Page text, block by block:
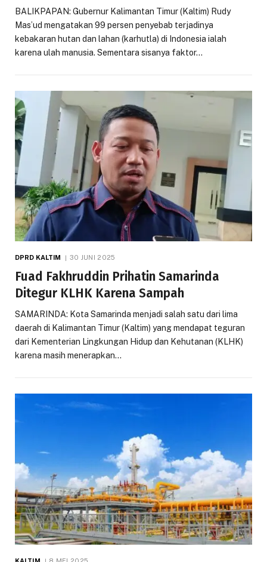
BALIKPAPAN: Gubernur Kalimantan Timur (Kaltim) Rudy
Mas’ud mengatakan 99 persen penyebab terjadinya
kebakaran hutan dan lahan (karhutla) di Indonesia ialah
karena ulah manusia. Sementara sisanya faktor…
DPRD KALTIM 30 JUNI 2025
Fuad Fakhruddin Prihatin Samarinda
Ditegur KLHK Karena Sampah
SAMARINDA: Kota Samarinda menjadi salah satu dari lima
daerah di Kalimantan Timur (Kaltim) yang mendapat teguran
dari Kementerian Lingkungan Hidup dan Kehutanan (KLHK)
karena masih menerapkan…